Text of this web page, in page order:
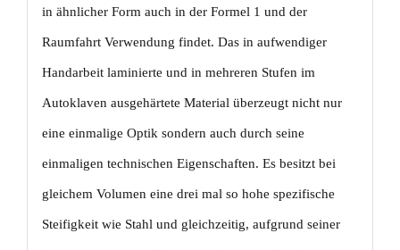
in ähnlicher Form auch in der Formel 1 und der
Raumfahrt Verwendung findet. Das in aufwendiger
Handarbeit laminierte und in mehreren Stufen im
Autoklaven ausgehärtete Material überzeugt nicht nur
eine einmalige Optik sondern auch durch seine
einmaligen technischen Eigenschaften. Es besitzt bei
gleichem Volumen eine drei mal so hohe spezifische
Steifigkeit wie Stahl und gleichzeitig, aufgrund seiner